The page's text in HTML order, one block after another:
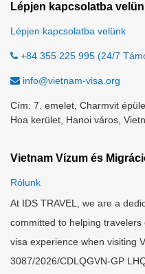
Lépjen kapcsolatba
Lépjen kapcsolatba velünk
+84 355 225 995 (24/7
info@vietnam-visa.org
Cím: 7. emelet, Charmvit
Hoa kerület, Hanoi város,
Vietnam Vízum és
Rólunk
At IDS TRAVEL, we are a
committed to helping
visa experience when visiting
3087/2026/CDLQGVN-GP